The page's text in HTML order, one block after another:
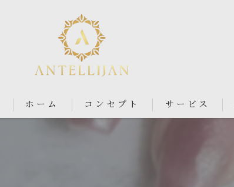
ホーム コンセプト サービス